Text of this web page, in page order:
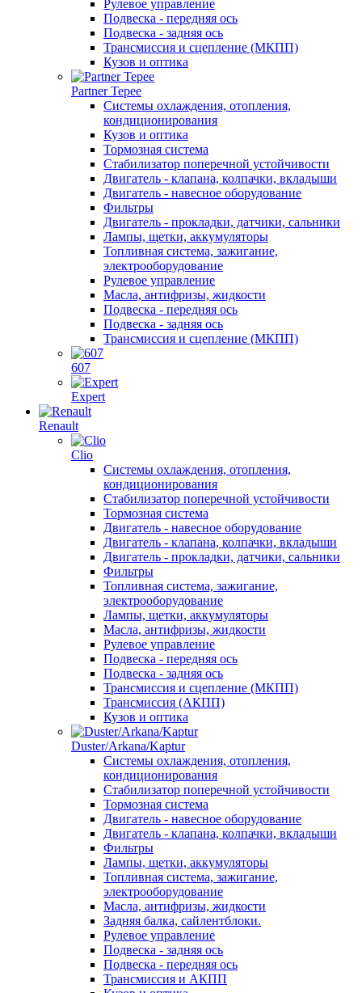
Рулевое управление
Подвеска - передняя ось
Подвеска - задняя ось
Трансмиссия и сцепление (МКПП)
Кузов и оптика
Partner Tepee
Системы охлаждения, отопления,
кондиционирования
Кузов и оптика
Тормозная система
Стабилизатор поперечной устойчивости
Двигатель - клапана, колпачки, вкладыши
Двигатель - навесное оборудование
Фильтры
Двигатель - прокладки, датчики, сальники
Лампы, щетки, аккумуляторы
Топливная система, зажигание,
электрооборудование
Рулевое управление
Масла, антифризы, жидкости
Подвеска - передняя ось
Подвеска - задняя ось
Трансмиссия и сцепление (МКПП)
607
Expert
Renault
Clio
Системы охлаждения, отопления,
кондиционирования
Стабилизатор поперечной устойчивости
Тормозная система
Двигатель - навесное оборудование
Двигатель - клапана, колпачки, вкладыши
Двигатель - прокладки, датчики, сальники
Фильтры
Топливная система, зажигание,
электрооборудование
Лампы, щетки, аккумуляторы
Масла, антифризы, жидкости
Рулевое управление
Подвеска - передняя ось
Подвеска - задняя ось
Трансмиссия и сцепление (МКПП)
Трансмиссия (АКПП)
Кузов и оптика
Duster/Arkana/Kaptur
Системы охлаждения, отопления,
кондиционирования
Стабилизатор поперечной устойчивости
Тормозная система
Двигатель - навесное оборудование
Двигатель - клапана, колпачки, вкладыши
Фильтры
Лампы, щетки, аккумуляторы
Топливная система, зажигание,
электрооборудование
Масла, антифризы, жидкости
Задняя балка, сайлентблоки.
Рулевое управление
Подвеска - задняя ось
Подвеска - передняя ось
Трансмиссия и АКПП